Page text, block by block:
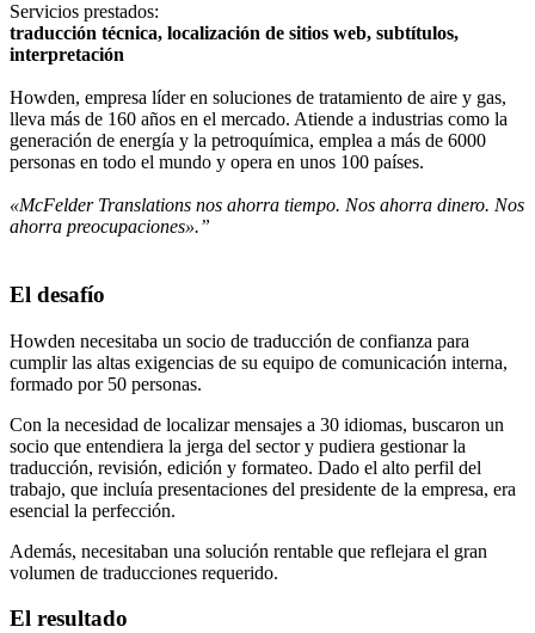
Servicios prestados:
traducción técnica, localización de sitios web, subtítulos,
interpretación
Howden, empresa líder en soluciones de tratamiento de aire y gas,
lleva más de 160 años en el mercado. Atiende a industrias como la
generación de energía y la petroquímica, emplea a más de 6000
personas en todo el mundo y opera en unos 100 países.
«McFelder Translations nos ahorra tiempo. Nos ahorra dinero. Nos
ahorra preocupaciones».”
El desafío
Howden necesitaba un socio de traducción de confianza para
cumplir las altas exigencias de su equipo de comunicación interna,
formado por 50 personas.
Con la necesidad de localizar mensajes a 30 idiomas, buscaron un
socio que entendiera la jerga del sector y pudiera gestionar la
traducción, revisión, edición y formateo. Dado el alto perfil del
trabajo, que incluía presentaciones del presidente de la empresa, era
esencial la perfección.
Además, necesitaban una solución rentable que reflejara el gran
volumen de traducciones requerido.
El resultado